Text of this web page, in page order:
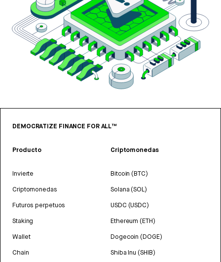
DEMOCRATIZE FINANCE FOR ALL™
Producto
Invierte
Criptomonedas
Futuros perpetuos
Staking
Wallet
Chain
Criptomonedas
Bitcoin (BTC)
Solana (SOL)
USDC (USDC)
Ethereum (ETH)
Dogecoin (DOGE)
Shiba Inu (SHIB)